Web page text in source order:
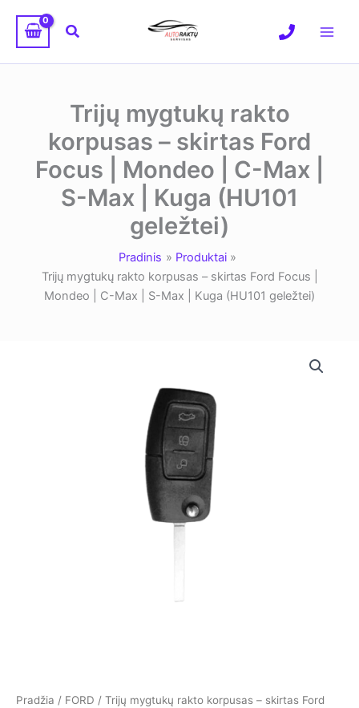
turinio
Paieška
Trijų mygtukų rakto
korpusas – skirtas Ford
Focus | Mondeo | C-Max |
S-Max | Kuga (HU101
geležtei)
Pradinis
Produktai
Trijų mygtukų rakto korpusas – skirtas Ford Focus |
Mondeo | C-Max | S-Max | Kuga (HU101 geležtei)
Pradžia / FORD / Trijų mygtukų rakto korpusas – skirtas Ford